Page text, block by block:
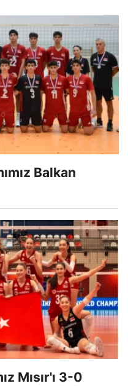
Balkan
Mısır'ı 3-0